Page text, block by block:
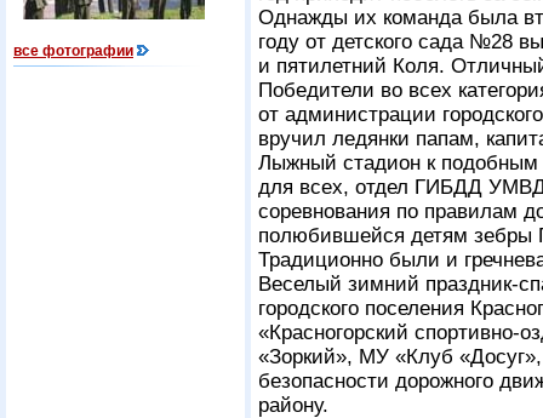
все фотографии
Однажды их команда была
году от детского сада №28
и пятилетний Коля.
Победители во всех
от администрации
вручил ледянки папам,
Лыжный стадион к подобным
для всех, отдел ГИБДД УМВД
соревнования по правилам
полюбившейся детям зебры
Традиционно были и
Веселый зимний праздник-
городского поселения
«Красногорский спортивно-
«Зоркий», МУ «Клуб
безопасности дорожного
району.